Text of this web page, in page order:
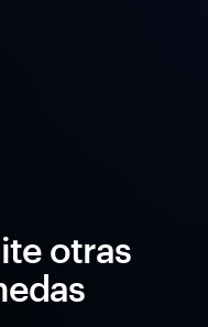
otras